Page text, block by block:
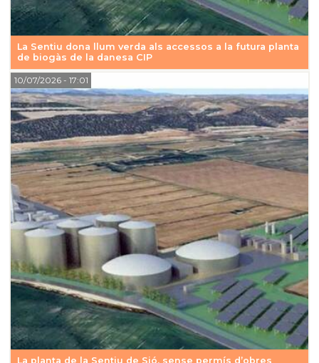
La Sentiu dona llum verda als accessos a la futura planta
de biogàs de la danesa CIP
La planta de la Sentiu de Sió, sense permís d’obres
10/07/2026- 17:01